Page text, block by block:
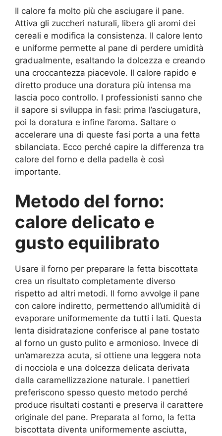
Il calore fa molto più che asciugare il pane.
Attiva gli zuccheri naturali, libera gli aromi dei
cereali e modifica la consistenza. Il calore lento
e uniforme permette al pane di perdere umidità
gradualmente, esaltando la dolcezza e creando
una croccantezza piacevole. Il calore rapido e
diretto produce una doratura più intensa ma
lascia poco controllo. I professionisti sanno che
il sapore si sviluppa in fasi: prima l’asciugatura,
poi la doratura e infine l’aroma. Saltare o
accelerare una di queste fasi porta a una fetta
sbilanciata. Ecco perché capire la differenza tra
calore del forno e della padella è così
importante.
Metodo del forno:
calore delicato e
gusto equilibrato
Usare il forno per preparare la fetta biscottata
crea un risultato completamente diverso
rispetto ad altri metodi. Il forno avvolge il pane
con calore indiretto, permettendo all’umidità di
evaporare uniformemente da tutti i lati. Questa
lenta disidratazione conferisce al pane tostato
al forno un gusto pulito e armonioso. Invece di
un’amarezza acuta, si ottiene una leggera nota
di nocciola e una dolcezza delicata derivata
dalla caramellizzazione naturale. I panettieri
preferiscono spesso questo metodo perché
produce risultati costanti e preserva il carattere
originale del pane. Preparata al forno, la fetta
biscottata diventa uniformemente asciutta,